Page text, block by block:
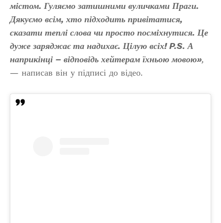
містом. Гуляємо затишними вуличками Праги.
Дякуємо всім, хто підходить привітатися,
сказати теплі слова чи просто посміхнутися. Це
дуже заряджає та надихає. Цілую всіх! P.S. А
наприкінці – відповідь хейтерам їхньою мовою»,
— написав він у підписі до відео.